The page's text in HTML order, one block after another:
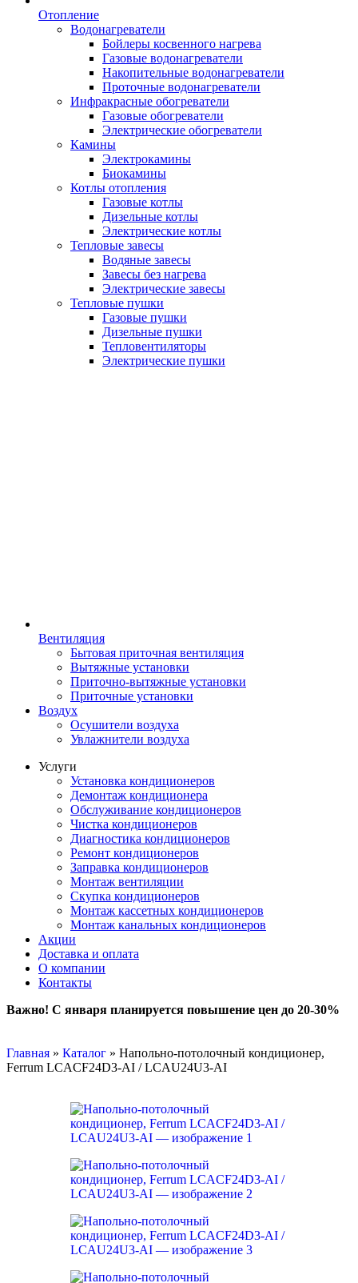
Отопление
Водонагреватели
Бойлеры косвенного нагрева
Газовые водонагреватели
Накопительные водонагреватели
Проточные водонагреватели
Инфракрасные обогреватели
Газовые обогреватели
Электрические обогреватели
Камины
Электрокамины
Биокамины
Котлы отопления
Газовые котлы
Дизельные котлы
Электрические котлы
Тепловые завесы
Водяные завесы
Завесы без нагрева
Электрические завесы
Тепловые пушки
Газовые пушки
Дизельные пушки
Тепловентиляторы
Электрические пушки
Вентиляция
Бытовая приточная вентиляция
Вытяжные установки
Приточно-вытяжные установки
Приточные установки
Воздух
Осушители воздуха
Увлажнители воздуха
Услуги
Установка кондиционеров
Демонтаж кондиционера
Обслуживание кондиционеров
Чистка кондиционеров
Диагностика кондиционеров
Ремонт кондиционеров
Заправка кондиционеров
Монтаж вентиляции
Скупка кондиционеров
Монтаж кассетных кондиционеров
Монтаж канальных кондиционеров
Акции
Доставка и оплата
О компании
Контакты
Важно! С января планируется повышение цен до 20-30%
Главная » Каталог » Напольно-потолочный кондиционер,
Ferrum LCACF24D3-AI / LCAU24U3-AI